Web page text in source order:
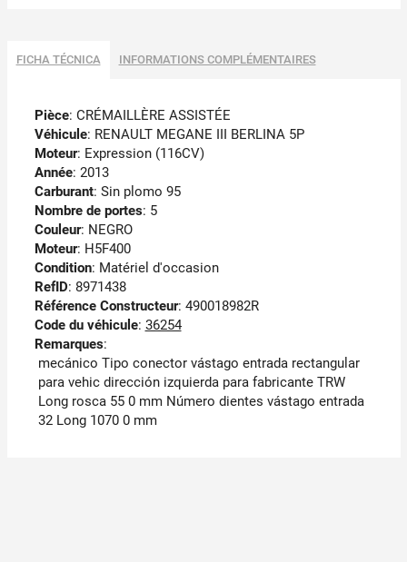
FICHA TÉCNICA INFORMATIONS COMPLÉMENTAIRES
Pièce: CRÉMAILLÈRE ASSISTÉE
Véhicule: RENAULT MEGANE III BERLINA 5P
Moteur: Expression (116CV)
Année: 2013
Carburant: Sin plomo 95
Nombre de portes: 5
Couleur: NEGRO
Moteur: H5F400
Condition: Matériel d'occasion
RefID: 8971438
Référence Constructeur: 490018982R
Code du véhicule: 36254
Remarques:
mecánico Tipo conector vástago entrada rectangular
para vehic dirección izquierda para fabricante TRW
Long rosca 55 0 mm Número dientes vástago entrada
32 Long 1070 0 mm